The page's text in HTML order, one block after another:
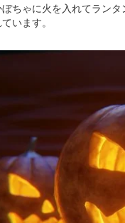
ぼちゃに火を入れてラン
います。